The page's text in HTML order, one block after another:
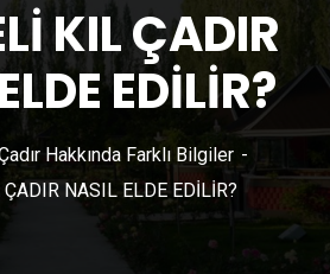
KIL ÇADIR
EDİLİR?
Hakkında Farklı Bilgiler
NASIL ELDE EDİLİR?